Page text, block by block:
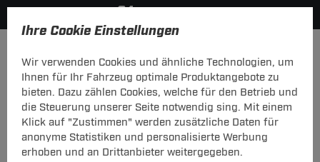
Ihre Cookie Einstellungen
Wir verwenden Cookies und ähnliche Technologien, um
Ihnen für Ihr Fahrzeug optimale Produktangebote zu
bieten. Dazu zählen Cookies, welche für den Betrieb und
die Steuerung unserer Seite notwendig sing. Mit einem
Klick auf "Zustimmen" werden zusätzliche Daten für
anonyme Statistiken und personalisierte Werbung
erhoben und an Drittanbieter weitergegeben.
KATEGORIEN FILTER
Fahrradträger
Sortierung